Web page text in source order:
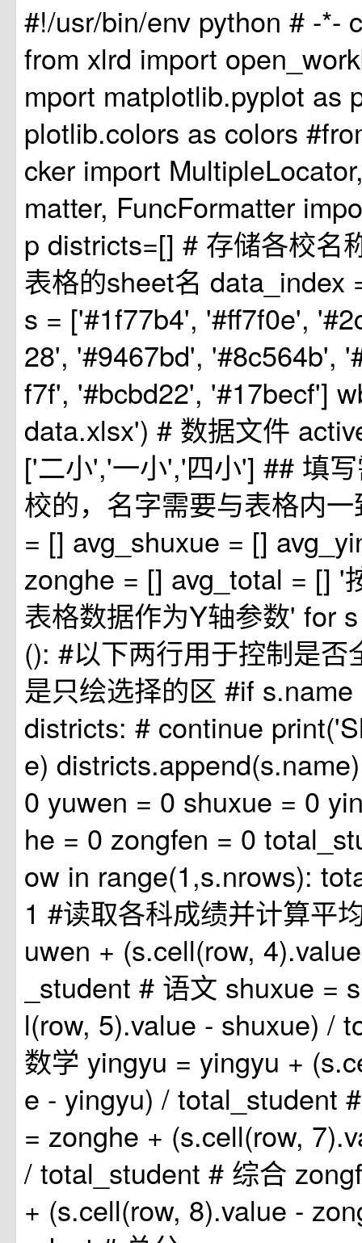
#!/usr/bin/env python # -*-
from xlrd import
mport matplotlib.pyplot as
plotlib.colors as colors
cker import
matter, FuncFormatter
p districts=[] # 存储各校名
表格的sheet名 data_index
s = ['#1f77b4', '#ff7f0e',
28', '#9467bd', '#8c564b',
f7f', '#bcbd22', '#17becf']
data.xlsx') # 数据文件
['二小','一小','四小'] ## 填
校的，名字需要与表格内
= [] avg_shuxue = []
zonghe = [] avg_total = [] '
表格数据作为Y轴参数' for
(): #以下两行用于控制是否
是只绘选择的区 #if
districts: # continue
e)
0 yuwen = 0 shuxue = 0
he = 0 zongfen = 0
ow in range(1,s.nrows):
1 #读取各科成绩并计算平
uwen + (s.cell(row,
_student # 语文 shuxue =
l(row, 5).value - shuxue) /
数学 yingyu = yingyu +
e - yingyu) / total_student
= zonghe + (s.cell(row,
/ total_student # 综合
+ (s.cell(row, 8).value -